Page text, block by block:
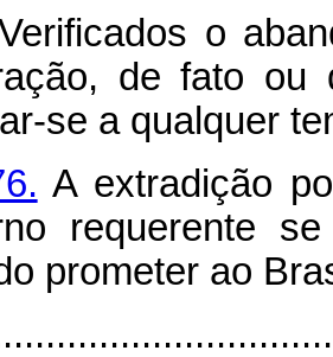
o
de fato ou
se a qualquer
A extradição
requerente
prometer ao